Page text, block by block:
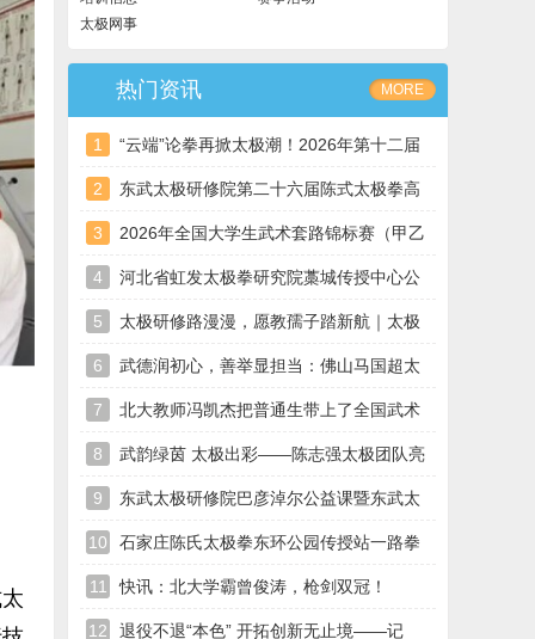
太极网事
热门资讯 MORE
1 “云端”论拳再掀太极潮！2026年第十二届
太
2 东武太极研修院第二十六届陈式太极拳高
级培
3 2026年全国大学生武术套路锦标赛（甲乙
组）
4 河北省虹发太极拳研究院藁城传授中心公
益班
5 太极研修路漫漫，愿教孺子踏新航｜太极
名家
6 武德润初心，善举显担当：佛山马国超太
极拳
7 北大教师冯凯杰把普通生带上了全国武术
比赛
8 武韵绿茵 太极出彩——陈志强太极团队亮
相2
9 东武太极研修院巴彦淖尔公益课暨东武太
极内
10 石家庄陈氏太极拳东环公园传授站一路拳
培训
11 快讯：北大学霸曾俊涛，枪剑双冠！
12 退役不退“本色” 开拓创新无止境——记